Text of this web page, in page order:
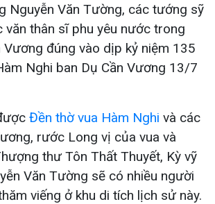
Nguyễn Văn Tường, các tướng sỹ
văn thân sĩ phu yêu nước trong
Vương đúng vào dịp kỷ niệm 135
Nghi ban Dụ Cần Vương 13/7
Đền thờ vua Hàm Nghi và các
rước Long vị của vua và
thư Tôn Thất Thuyết, Kỳ vỹ
Văn Tường sẽ có nhiều người
viếng ở khu di tích lịch sử này.